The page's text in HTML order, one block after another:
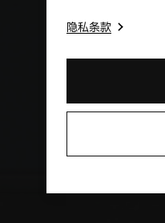
隐私条款